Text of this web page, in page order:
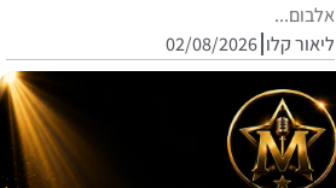
אלבום...
ליאור קלו 02/08/2026